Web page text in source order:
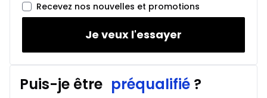
Recevez nos nouvelles et promotions
Je veux l'essayer
Puis-je être préqualifié ?